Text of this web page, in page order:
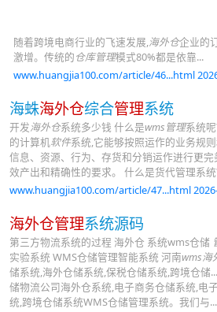
随着跨境电商行业的飞速发展,海外仓企业的
激增。传统的仓库管理模式80%都是依靠...
www.huangjia100.com/article/46...html
海蛛海外仓综合管理系统
开发海外仓系统多少钱 什么是wms管理系统
的计算机软件系统,它能够按照运作的业务规
信息、资源、行为、存货和分销运作进行更
效产出和精确性的要求。 什么是货代管理系统
www.huangjia100.com/article/47...html
海外仓管理系统源码
第三方物流系统的过程 海外仓 系统wms仓储
实验系统 WMS仓储管理智能系统 河南wms海
储系统,海外仓储系统,保税仓储系统,跨境仓储
储物流公司海外仓系统,电子商务仓储系统,电
统,跨境仓储系统WMS仓储管理系统。我们与...